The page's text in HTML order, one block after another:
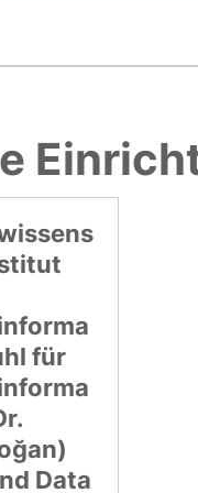
für
Data